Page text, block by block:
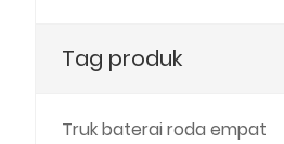
Tag produk
Truk baterai roda empat